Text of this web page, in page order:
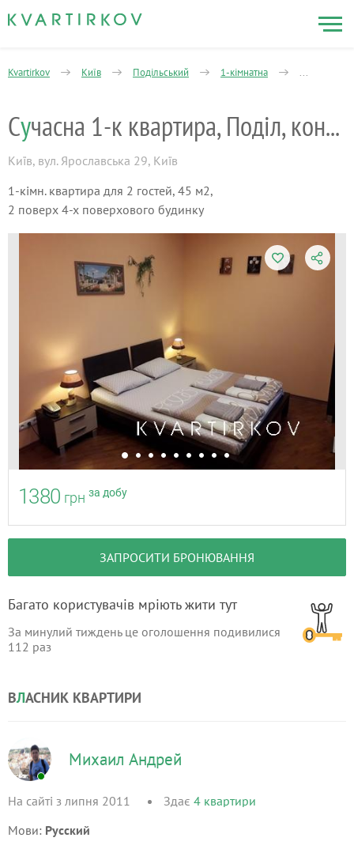
Kvartirkov Київ Подільський 1-кімнатна Сучасна 1-
Су часна 1-к квартира, Поділ, кондиц.
Київ, вул. Ярославська 29, Київ
1-кімн. квартира для 2 гостей, 45 м2,
2 поверх 4-х поверхового будинку
1380 грн за добу
ЗАПРОСИТИ БРОНЮВАННЯ
Багато користувачів мріють жити тут
За минулий тиждень це оголошення подивилися
112 раз
ВЛАСНИК КВАРТИРИ
Михаил Андрей
На сайті з липня 2011 Здає 4 квартири
Мови: Русский